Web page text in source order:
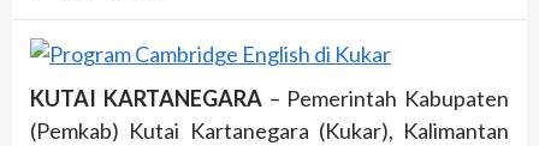
KUTAI KARTANEGARA– Pemerintah Kabupaten
(Pemkab) Kutai Kartanegara (Kukar), Kalimantan